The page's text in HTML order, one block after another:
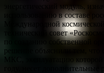
энергетический модуль,
использованию в составе
Международной
технический совет
по созданию собственной
решение объяснили тем, что
МКС, эксплуатацию которой
году, несет дополнительные